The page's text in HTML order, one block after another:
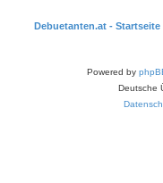
Debuetanten.at - Startseite
Powered by
Deutsche